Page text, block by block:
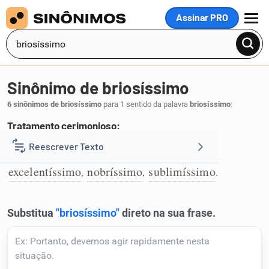
Assinar PRO
MENU
Reescrever Texto
Resumir Texto
Corrigir Texto
Detector de IA
Sinônimo de briosíssimo
6 sinônimos de briosíssimo para 1 sentido da palavra briosíssimo:
Tratamento cerimonioso:
1 ilustríssimo,altivíssimo digníssimo
excelentíssimo, nobríssimo, sublimíssimo.